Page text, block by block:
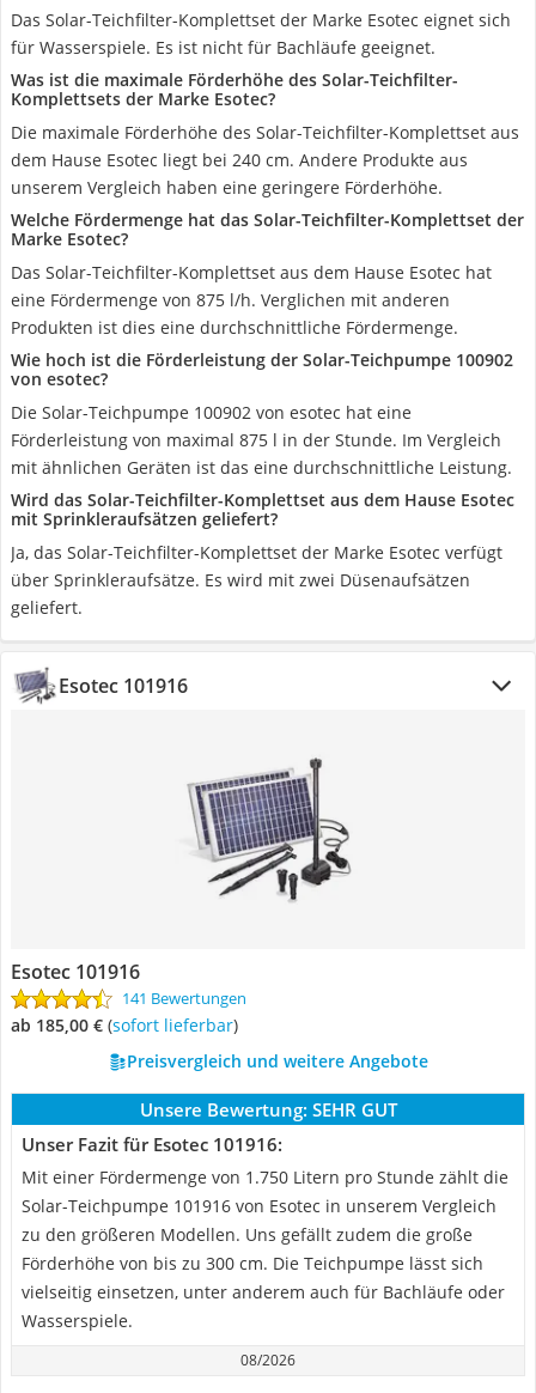
Das Solar-Teichfilter-Komplettset der Marke Esotec eignet sich
für Wasserspiele. Es ist nicht für Bachläufe geeignet.
Was ist die maximale Förderhöhe des Solar-Teichfilter-
Komplettsets der Marke Esotec?
Die maximale Förderhöhe des Solar-Teichfilter-Komplettset aus
dem Hause Esotec liegt bei 240 cm. Andere Produkte aus
unserem Vergleich haben eine geringere Förderhöhe.
Welche Fördermenge hat das Solar-Teichfilter-Komplettset der
Marke Esotec?
Das Solar-Teichfilter-Komplettset aus dem Hause Esotec hat
eine Fördermenge von 875 l/h. Verglichen mit anderen
Produkten ist dies eine durchschnittliche Fördermenge.
Wie hoch ist die Förderleistung der Solar-Teichpumpe 100902
von esotec?
Die Solar-Teichpumpe 100902 von esotec hat eine
Förderleistung von maximal 875 l in der Stunde. Im Vergleich
mit ähnlichen Geräten ist das eine durchschnittliche Leistung.
Wird das Solar-Teichfilter-Komplettset aus dem Hause Esotec
mit Sprinkleraufsätzen geliefert?
Ja, das Solar-Teichfilter-Komplettset der Marke Esotec verfügt
über Sprinkleraufsätze. Es wird mit zwei Düsenaufsätzen
geliefert.
Esotec 101916
Esotec 101916
141 Bewertungen
ab 185,00 € ( Sofort lieferbar)
Preisvergleich und weitere Angebote
Unsere Bewertung: SEHR GUT
Unser Fazit für Esotec 101916:
Mit einer Fördermenge von 1.750 Litern pro Stunde zählt die
Solar-Teichpumpe 101916 von Esotec in unserem Vergleich
zu den größeren Modellen. Uns gefällt zudem die große
Förderhöhe von bis zu 300 cm. Die Teichpumpe lässt sich
vielseitig einsetzen, unter anderem auch für Bachläufe oder
Wasserspiele.
08/2026